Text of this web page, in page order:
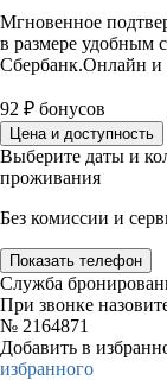
Мгновенное
в размере удобным
Сбербанк.Онлайн и
92 ₽ бонусов
Цена и доступность
Выберите даты и
проживания
Без комиссии и
Показать телефон
Служба
При звонке
№ 2164871
Добавить в
избранного